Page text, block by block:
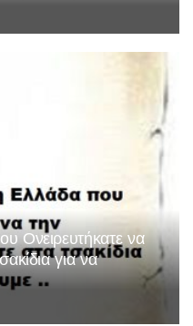
Ονειρευτήκατε να
για να